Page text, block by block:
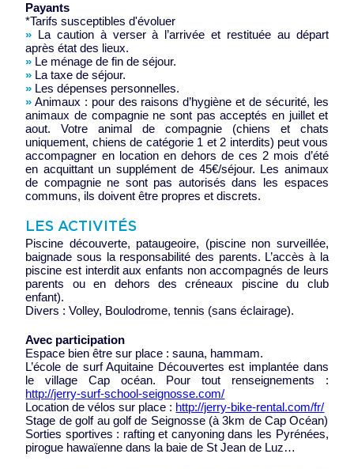
Payants
*Tarifs susceptibles d'évoluer
» La caution à verser à l’arrivée et restituée au départ
après état des lieux.
» Le ménage de fin de séjour.
» La taxe de séjour.
» Les dépenses personnelles.
» Animaux : pour des raisons d’hygiène et de sécurité, les
animaux de compagnie ne sont pas acceptés en juillet et
aout. Votre animal de compagnie (chiens et chats
uniquement, chiens de catégorie 1 et 2 interdits) peut vous
accompagner en location en dehors de ces 2 mois d’été
en acquittant un supplément de 45€/séjour. Les animaux
de compagnie ne sont pas autorisés dans les espaces
communs, ils doivent être propres et discrets.
LES ACTIVITÉS
Piscine découverte, pataugeoire, (piscine non surveillée,
baignade sous la responsabilité des parents. L’accès à la
piscine est interdit aux enfants non accompagnés de leurs
parents ou en dehors des créneaux piscine du club
enfant).
Divers : Volley, Boulodrome, tennis (sans éclairage).
Avec participation
Espace bien être sur place : sauna, hammam.
L’école de surf Aquitaine Découvertes est implantée dans
le village Cap océan. Pour tout renseignements :
http://jerry-surf-school-seignosse.com/
Location de vélos sur place : http://jerry-bike-rental.com/fr/
Stage de golf au golf de Seignosse (à 3km de Cap Océan)
Sorties sportives : rafting et canyoning dans les Pyrénées,
pirogue hawaïenne dans la baie de St Jean de Luz…